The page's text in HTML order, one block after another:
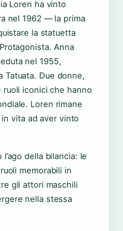
Loren ha vinto
nel 1962 — la prima
la statuetta
Anna
nel 1955,
Tatuata. Due donne,
iconici che hanno
Loren rimane
in vita ad aver vinto
della bilancia: le
memorabili in
gli attori maschili
nella stessa